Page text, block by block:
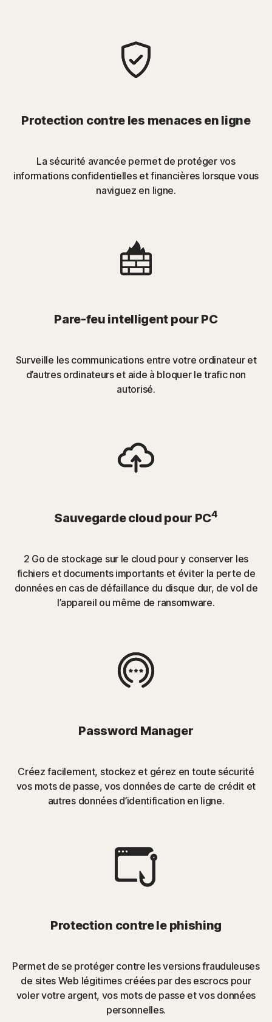
Protection contre les menaces en ligne
La sécurité avancée permet de protéger vos
informations confidentielles et financières lorsque vous
naviguez en ligne.
Pare-feu intelligent pour PC
Surveille les communications entre votre ordinateur et
d’autres ordinateurs et aide à bloquer le trafic non
autorisé.
Sauvegarde cloud pour PC4
2 Go de stockage sur le cloud pour y conserver les
fichiers et documents importants et éviter la perte de
données en cas de défaillance du disque dur, de vol de
l’appareil ou même de ransomware.
Password Manager
Créez facilement, stockez et gérez en toute sécurité
vos mots de passe, vos données de carte de crédit et
autres données d’identification en ligne.
Protection contre le phishing
Permet de se protéger contre les versions frauduleuses
de sites Web légitimes créées par des escrocs pour
voler votre argent, vos mots de passe et vos données
personnelles.